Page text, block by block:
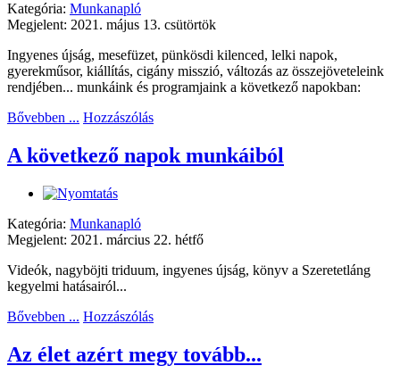
Kategória: Munkanapló
Megjelent: 2021. május 13. csütörtök
Ingyenes újság, mesefüzet, pünkösdi kilenced, lelki napok,
gyerekműsor, kiállítás, cigány misszió, változás az összejöveteleink
rendjében... munkáink és programjaink a következő napokban:
Bővebben ... Hozzászólás
A következő napok munkáiból
Kategória: Munkanapló
Megjelent: 2021. március 22. hétfő
Videók, nagyböjti triduum, ingyenes újság, könyv a Szeretetláng
kegyelmi hatásairól...
Bővebben ... Hozzászólás
Az élet azért megy tovább...